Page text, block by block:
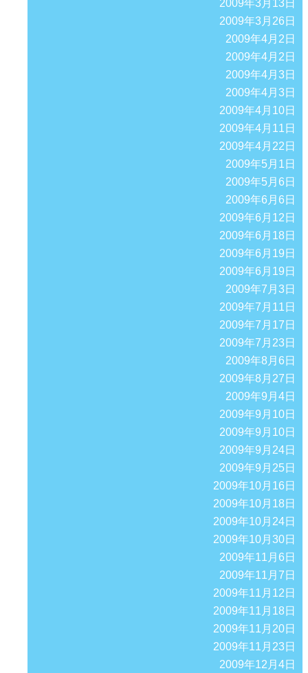
2009年3月13日
2009年3月26日
2009年4月2日
2009年4月2日
2009年4月3日
2009年4月3日
2009年4月10日
2009年4月11日
2009年4月22日
2009年5月1日
2009年5月6日
2009年6月6日
2009年6月12日
2009年6月18日
2009年6月19日
2009年6月19日
2009年7月3日
2009年7月11日
2009年7月17日
2009年7月23日
2009年8月6日
2009年8月27日
2009年9月4日
2009年9月10日
2009年9月10日
2009年9月24日
2009年9月25日
2009年10月16日
2009年10月18日
2009年10月24日
2009年10月30日
2009年11月6日
2009年11月7日
2009年11月12日
2009年11月18日
2009年11月20日
2009年11月23日
2009年12月4日